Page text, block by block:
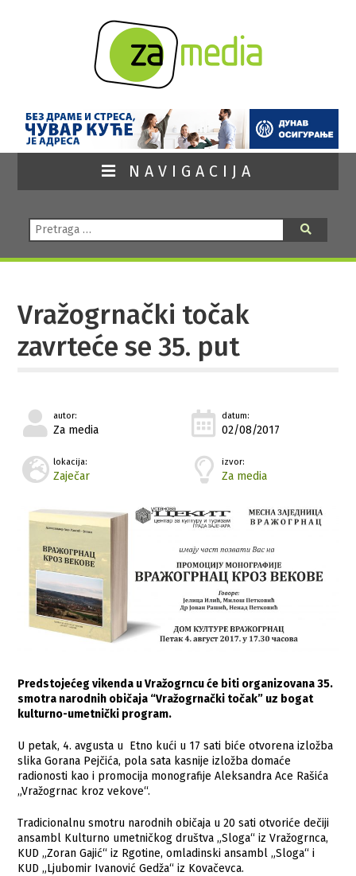
NAVIGACIJA
Pretraga:
Vražogrnački točak
zavrteće se 35. put
autor:
Za media
datum:
02/08/2017
lokacija:
Zaječar
izvor:
Za media
Predstojećeg vikenda u Vražogrncu će biti organizovana 35.
smotra narodnih običaja “Vražogrnački točak” uz bogat
kulturno-umetnički program.
U petak, 4. avgusta u Etno kući u 17 sati biće otvorena izložba
slika Gorana Pejčića, pola sata kasnije izložba domaće
radionosti kao i promocija monografije Aleksandra Ace Rašića
„Vražogrnac kroz vekove“.
Tradicionalnu smotru narodnih običaja u 20 sati otvoriće dečiji
ansambl Kulturno umetničkog društva „Sloga“ iz Vražogrnca,
KUD „Zoran Gajić“ iz Rgotine, omladinski ansambl „Sloga“ i
KUD „Ljubomir Ivanović Gedža“ iz Kovačevca.